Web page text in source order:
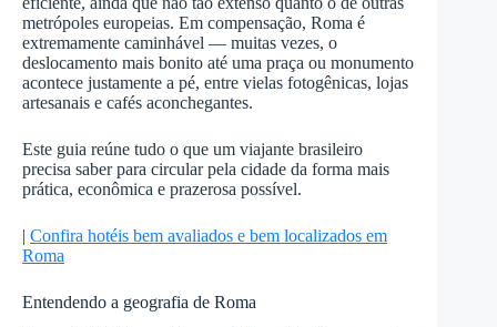
metrópoles europeias. Em compensação, Roma é
extremamente caminhável — muitas vezes, o
deslocamento mais bonito até uma praça ou monumento
acontece justamente a pé, entre vielas fotogênicas, lojas
artesanais e cafés aconchegantes.
Este guia reúne tudo o que um viajante brasileiro
precisa saber para circular pela cidade da forma mais
prática, econômica e prazerosa possível.
| Confira hotéis bem avaliados e bem localizados em
Roma
Entendendo a geografia de Roma